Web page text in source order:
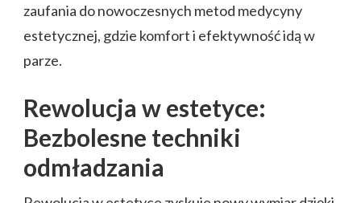
zaufania do nowoczesnych metod medycyny
estetycznej, gdzie komfort i efektywność idą w
parze.
Rewolucja w estetyce:
Bezbolesne techniki
odmładzania